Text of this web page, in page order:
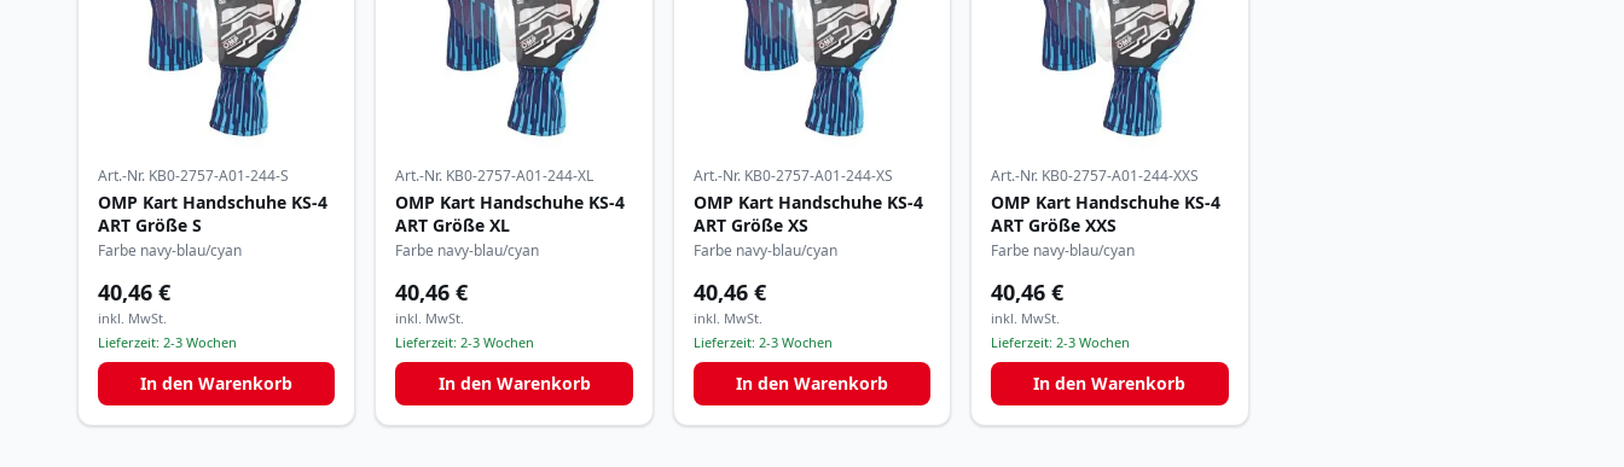
Art.-Nr. KB0-2757-A01-244-S
OMP Kart Handschuhe KS-4
ART Größe S
Farbe navy-blau/cyan
40,46 €
inkl. MwSt.
Lieferzeit: 2-3 Wochen
In den Warenkorb
Art.-Nr. KB0-2757-A01-244-XL
OMP Kart Handschuhe KS-4
ART Größe XL
Farbe navy-blau/cyan
40,46 €
inkl. MwSt.
Lieferzeit: 2-3 Wochen
In den Warenkorb
Art.-Nr. KB0-2757-A01-244-XS
OMP Kart Handschuhe KS-4
ART Größe XS
Farbe navy-blau/cyan
40,46 €
inkl. MwSt.
Lieferzeit: 2-3 Wochen
In den Warenkorb
Art.-Nr. KB0-2757-A01-244-XXS
OMP Kart Handschuhe KS-4
ART Größe XXS
Farbe navy-blau/cyan
40,46 €
inkl. MwSt.
Lieferzeit: 2-3 Wochen
In den Warenkorb